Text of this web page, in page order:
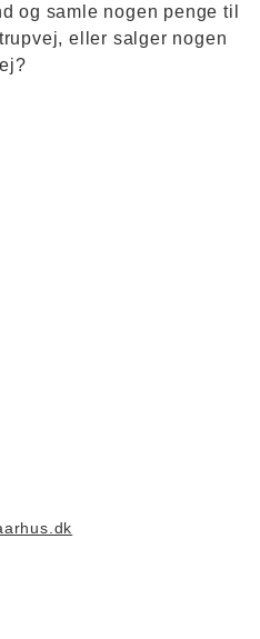
og samle nogen penge til
eller salger nogen